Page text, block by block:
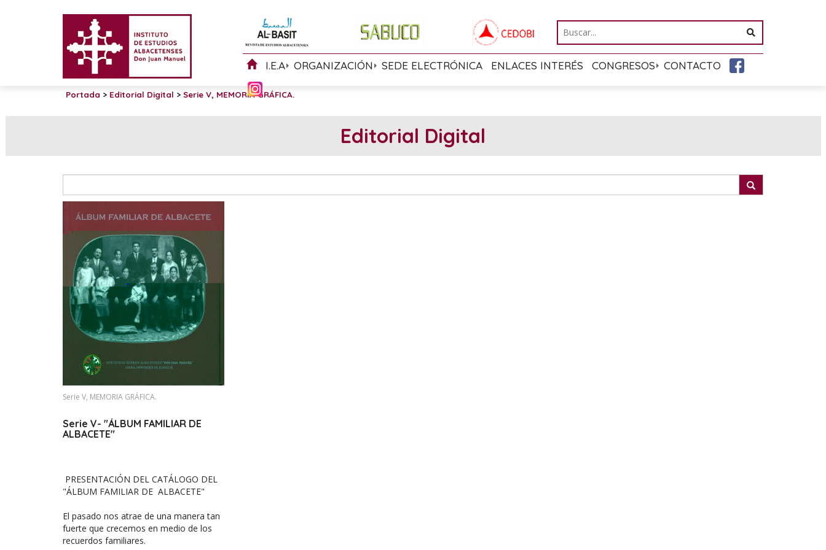
I.E.A ORGANIZACIÓN SEDE ELECTRÓNICA ENLACES INTERÉS CONGRESOS CONTACTO
Portada > Editorial Digital > Serie V, MEMORIA GRÁFICA.
Editorial Digital
Serie V, MEMORIA GRÁFICA.
Serie V- "ÁLBUM FAMILIAR DE
ALBACETE"
PRESENTACIÓN DEL CATÁLOGO DEL
"ÁLBUM FAMILIAR DE ALBACETE"
El pasado nos atrae de una manera tan
fuerte que crecemos en medio de los
recuerdos familiares.